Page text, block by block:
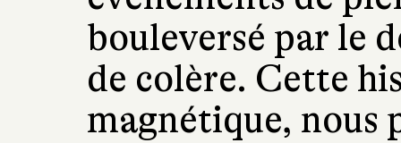
bouleversé par le
de colère. Cette
magnétique, nous